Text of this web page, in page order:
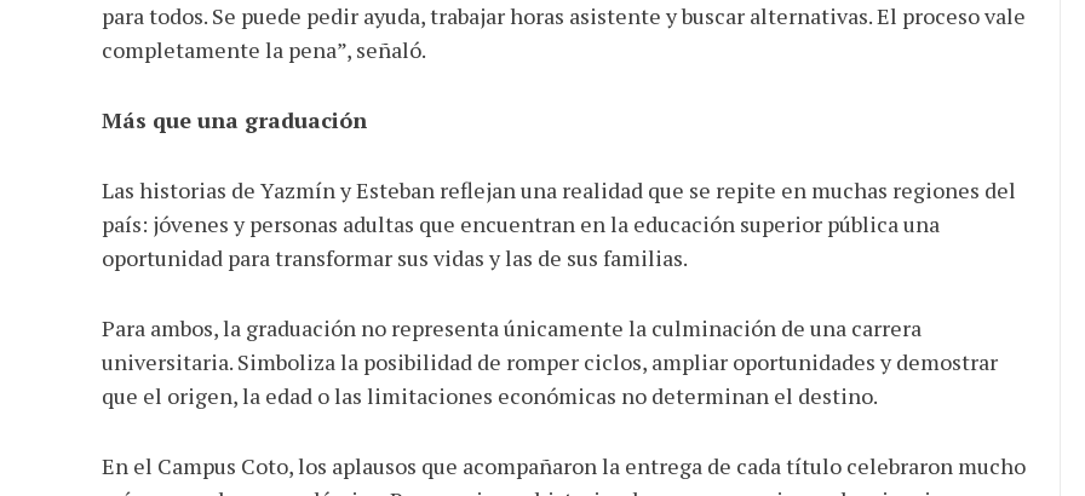
para todos. Se puede pedir ayuda, trabajar horas asistente y buscar alternativas. El proceso vale
completamente la pena”, señaló.
Más que una graduación
Las historias de Yazmín y Esteban reflejan una realidad que se repite en muchas regiones del
país: jóvenes y personas adultas que encuentran en la educación superior pública una
oportunidad para transformar sus vidas y las de sus familias.
Para ambos, la graduación no representa únicamente la culminación de una carrera
universitaria. Simboliza la posibilidad de romper ciclos, ampliar oportunidades y demostrar
que el origen, la edad o las limitaciones económicas no determinan el destino.
En el Campus Coto, los aplausos que acompañaron la entrega de cada título celebraron mucho